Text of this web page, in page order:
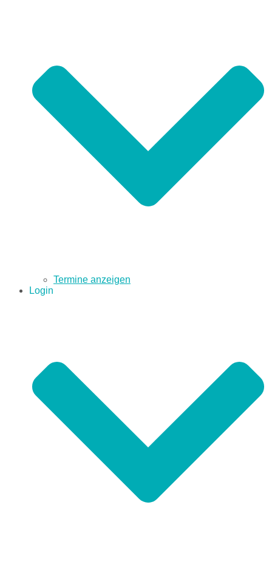
Termine anzeigen
Login